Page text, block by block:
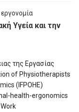
Υγεία και την
της Εργασίας
of Physiotherapists
(IFPOHE)
health-ergonomics